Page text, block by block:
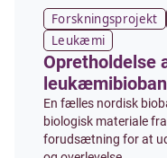
Forskningsprojekt
Leukæmi
Opretholdelse
En fælles nordisk
biologisk materiale
forudsætning for at